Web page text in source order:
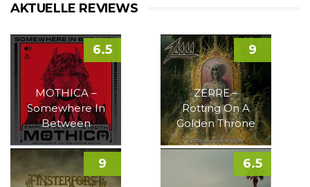
AKTUELLE REVIEWS
MOTHICA –
Somewhere In
Between
6.5
ZERRE –
Rotting On A
Golden Throne
9
9 6.5